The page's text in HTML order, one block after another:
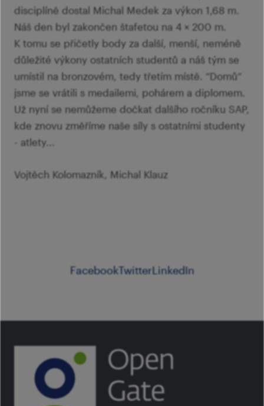
disciplíně dostal Michal Medek za výkon 1,68 m.
Náš den byl zakončen štafetou na 4 × 200 m.
K tomu se přičetly body za další, menší, neméně
důležité výkony ostatních studentů a náš tým se
umístil na bronzovém, tedy třetím místě. “Domů”
jsme se vrátili s medailemi, pohárem a diplomem.
Už nyní se nemůžeme dočkat dalšího ročníku SAP,
kde znovu změříme naše síly s ostatními studenty
- atlety...
Vojtěch Kolomazník, Michal Klauz
FacebookTwitterLinkedIn